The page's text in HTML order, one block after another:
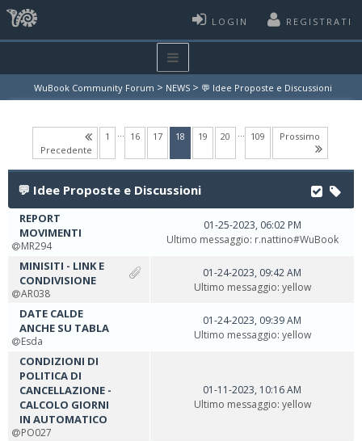
LOGIN REGISTRATI
WuBook Community Forum > NEWS > 💬 Idee Proposte e Discussioni
Precedente
1 … 16 17 18 (current)
19 20 … 109 Prossimo
💬 Idee Proposte e Discussioni
REPORT
MOVIMENTI
MR294
01-25-2023, 06:02 PM
Ultimo messaggio: r.nattino#WuBook
MINISITI - LINK E
CONDIVISIONE
AR038
01-24-2023, 09:42 AM
Ultimo messaggio: yellow
DATE CALDE
ANCHE SU TABLA
Esda
01-24-2023, 09:39 AM
Ultimo messaggio: yellow
CONDIZIONI DI
POLITICA DI
CANCELLAZIONE -
CALCOLO GIORNI
IN AUTOMATICO
PO027
01-11-2023, 10:16 AM
Ultimo messaggio: yellow